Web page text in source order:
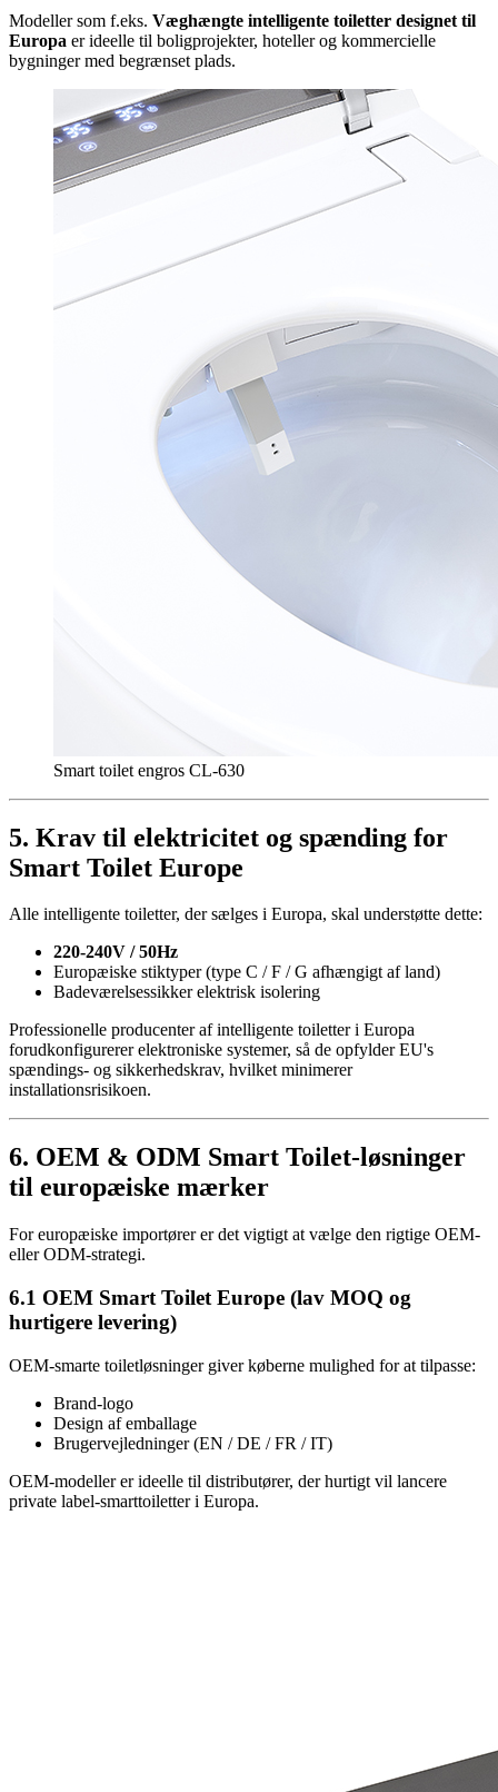
Modeller som f.eks. Væghængte intelligente toiletter designet til
Europa er ideelle til boligprojekter, hoteller og kommercielle
bygninger med begrænset plads.
Smart toilet engros CL-630
5. Krav til elektricitet og spænding for
Smart Toilet Europe
Alle intelligente toiletter, der sælges i Europa, skal understøtte dette:
220-240V / 50Hz
Europæiske stiktyper (type C / F / G afhængigt af land)
Badeværelsessikker elektrisk isolering
Professionelle producenter af intelligente toiletter i Europa
forudkonfigurerer elektroniske systemer, så de opfylder EU's
spændings- og sikkerhedskrav, hvilket minimerer
installationsrisikoen.
6. OEM & ODM Smart Toilet-løsninger
til europæiske mærker
For europæiske importører er det vigtigt at vælge den rigtige OEM-
eller ODM-strategi.
6.1 OEM Smart Toilet Europe (lav MOQ og
hurtigere levering)
OEM-smarte toiletløsninger giver køberne mulighed for at tilpasse:
Brand-logo
Design af emballage
Brugervejledninger (EN / DE / FR / IT)
OEM-modeller er ideelle til distributører, der hurtigt vil lancere
private label-smarttoiletter i Europa.